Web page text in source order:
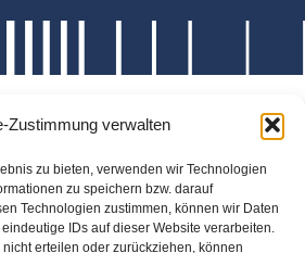
Zustimmung verwalten
zu bieten, verwenden wir Technologien
zu speichern bzw. darauf
Technologien zustimmen, können wir Daten
IDs auf dieser Website verarbeiten.
erteilen oder zurückziehen, können